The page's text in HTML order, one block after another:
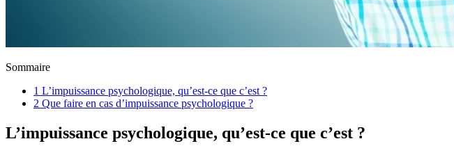
Sommaire
1 L’impuissance psychologique, qu’est-ce que c’est ?
2 Que faire en cas d’impuissance psychologique ?
L’impuissance psychologique, qu’est-ce que c’est ?